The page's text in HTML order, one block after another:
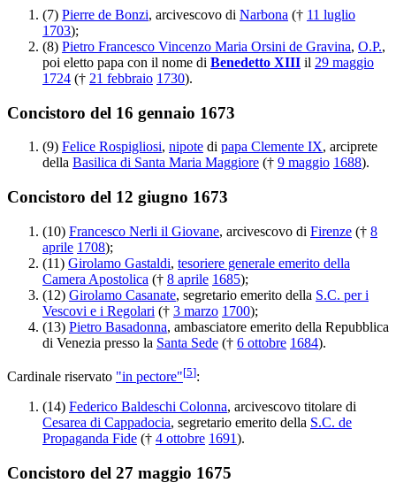
(7) Pierre de Bonzi, arcivescovo di Narbona († 11 luglio
1703);
(8) Pietro Francesco Vincenzo Maria Orsini de Gravina, O.P.,
poi eletto papa con il nome di Benedetto XIII il 29 maggio
1724 († 21 febbraio 1730).
Concistoro del 16 gennaio 1673
(9) Felice Rospigliosi, nipote di papa Clemente IX, arciprete
della Basilica di Santa Maria Maggiore († 9 maggio 1688).
Concistoro del 12 giugno 1673
(10) Francesco Nerli il Giovane, arcivescovo di Firenze († 8
aprile 1708);
(11) Girolamo Gastaldi, tesoriere generale emerito della
Camera Apostolica († 8 aprile 1685);
(12) Girolamo Casanate, segretario emerito della S.C. per i
Vescovi e i Regolari († 3 marzo 1700);
(13) Pietro Basadonna, ambasciatore emerito della Repubblica
di Venezia presso la Santa Sede († 6 ottobre 1684).
Cardinale riservato "in pectore"[5]:
(14) Federico Baldeschi Colonna, arcivescovo titolare di
Cesarea di Cappadocia, segretario emerito della S.C. de
Propaganda Fide († 4 ottobre 1691).
Concistoro del 27 maggio 1675